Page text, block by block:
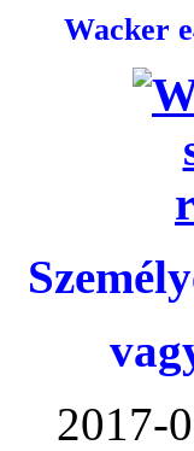
Wacker
2017-